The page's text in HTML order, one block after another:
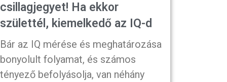
csillagjegyet! Ha ekkor
születtél, kiemelkedő az IQ-d
Bár az IQ mérése és meghatározása
bonyolult folyamat, és számos
tényező befolyásolja, van néhány